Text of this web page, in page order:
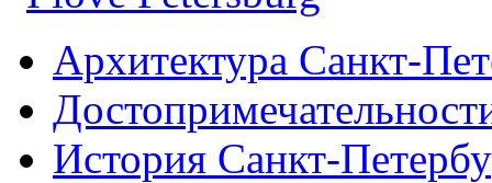
Архитектура Санкт-
История Санкт-